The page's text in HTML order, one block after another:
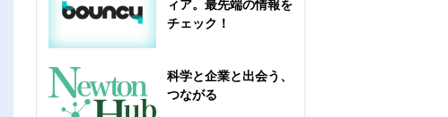
ィア。最先端の情報を
チェック！
科学と企業と出会う、
つながる